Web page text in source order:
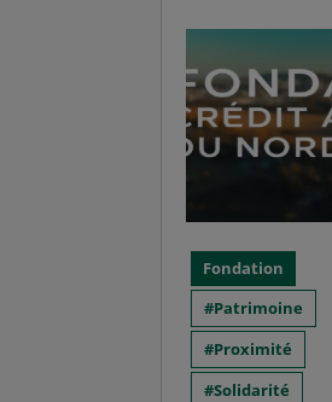
Fondation
Patrimoine
Proximité
Solidarité